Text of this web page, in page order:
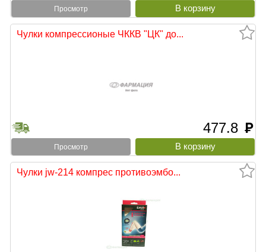
Просмотр
Чулки компрессионые ЧККВ "ЦК" до...
477.8 руб
Просмотр
Чулки jw-214 компрес противоэмбо...